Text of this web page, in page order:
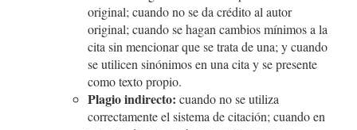
original; cuando no se da crédito al autor
original; cuando se hagan cambios mínimos a la
cita sin mencionar que se trata de una; y cuando
se utilicen sinónimos en una cita y se presente
como texto propio.
Plagio indirecto: cuando no se utiliza
correctamente el sistema de citación; cuando en